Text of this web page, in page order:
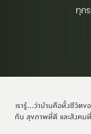
เรารู้...ว่าบ้านคือทั้งชีวิต
กัน สุขภาพที่ดี และสังคม